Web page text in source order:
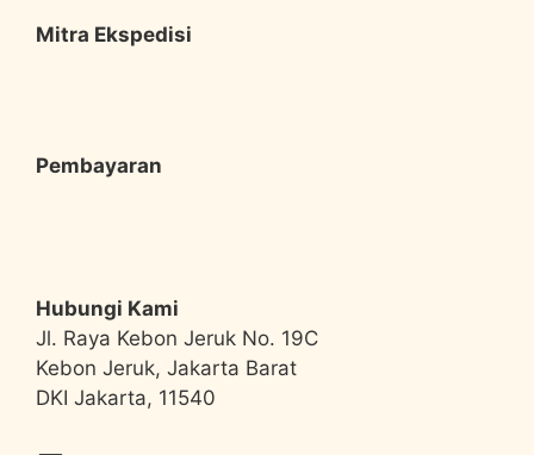
Mitra Ekspedisi
Pembayaran
Hubungi Kami
Jl. Raya Kebon Jeruk No. 19C
Kebon Jeruk, Jakarta Barat
DKI Jakarta, 11540